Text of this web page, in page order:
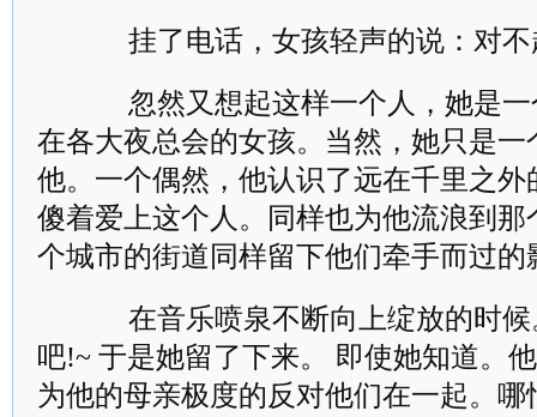
挂了电话，女孩轻声的说：对不
忽然又想起这样一个人，她是一
在各大夜总会的女孩。当然，她只是
他。一个偶然，他认识了远在千里之
傻着爱上这个人。同样也为他流浪到
个城市的街道同样留下他们牵手而过
在音乐喷泉不断向上绽放的时候
吧!~ 于是她留了下来。 即使她知道。
为他的母亲极度的反对他们在一起。